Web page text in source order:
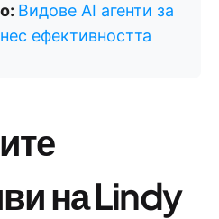
Видове AI агенти за
ефективността
на Lindy